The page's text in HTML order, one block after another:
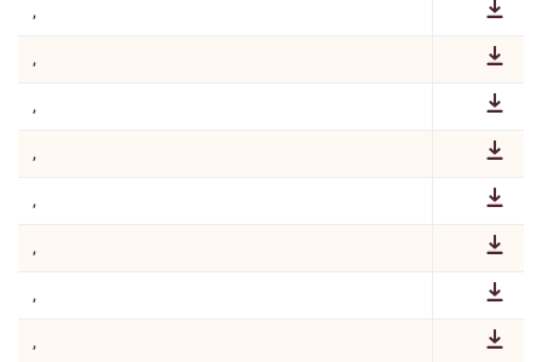
,
,
,
,
,
,
,
,